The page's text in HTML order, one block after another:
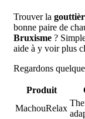
Trouver la
bonne paire de
Bruxisme ?
aide à y voir plus
Regardons
Produit
MachouRelax